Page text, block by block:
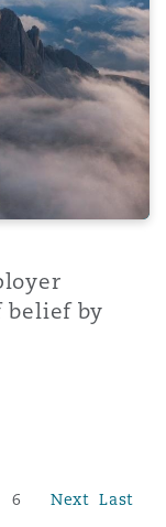
belief by
6 Next Last